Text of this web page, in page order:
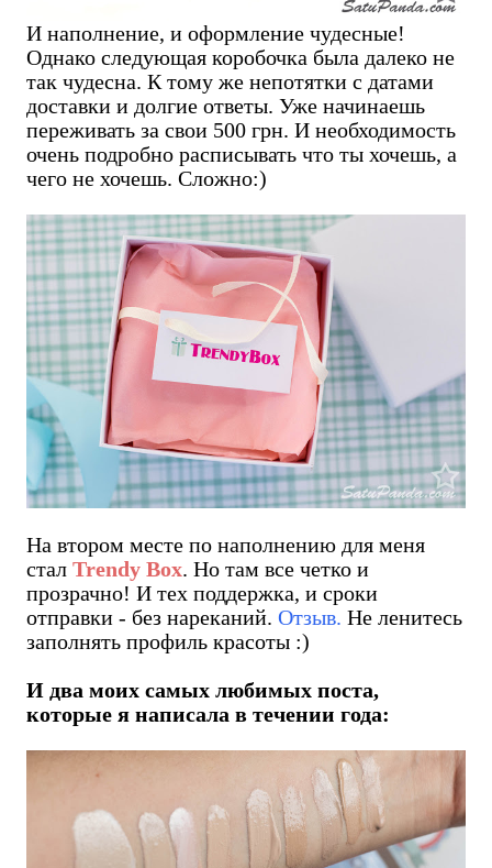
И наполнение, и оформление чудесные!
Однако следующая коробочка была далеко не
так чудесна. К тому же непотятки с датами
доставки и долгие ответы. Уже начинаешь
переживать за свои 500 грн. И необходимость
очень подробно расписывать что ты хочешь, а
чего не хочешь. Сложно:)
На втором месте по наполнению для меня
стал Trendy Box. Но там все четко и
прозрачно! И тех поддержка, и сроки
отправки - без нареканий. Отзыв. Не ленитесь
заполнять профиль красоты :)
И два моих самых любимых поста,
которые я написала в течении года: